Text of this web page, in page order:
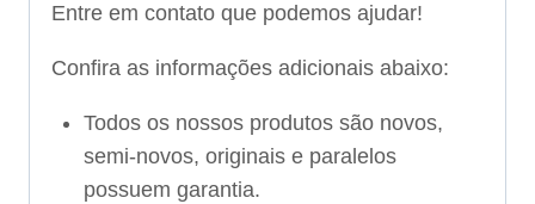
Entre em contato que podemos ajudar!
Confira as informações adicionais abaixo:
Todos os nossos produtos são novos,
semi-novos, originais e paralelos
possuem garantia.